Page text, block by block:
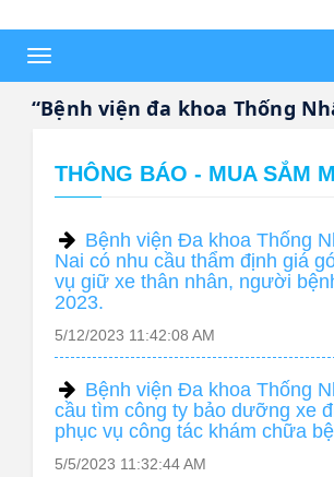
Toggle
navigation
“Bệnh viện đa khoa Thống Nhất
THÔNG BÁO - MUA SẮM
Bệnh viện Đa khoa Thống
Nai có nhu cầu thẩm định giá
vụ giữ xe thân nhân, người
2023.
5/12/2023 11:42:08 AM
Bệnh viện Đa khoa Thống
cầu tìm công ty bảo dưỡng xe
phục vụ công tác khám chữa
5/5/2023 11:32:44 AM